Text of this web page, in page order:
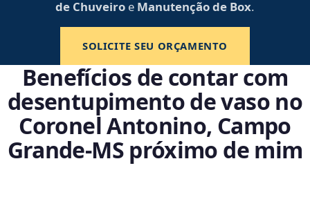
de Chuveiro e Manutenção de Box.
SOLICITE SEU ORÇAMENTO
Benefícios de contar com
desentupimento de vaso no
Coronel Antonino, Campo
Grande‑MS próximo de mim